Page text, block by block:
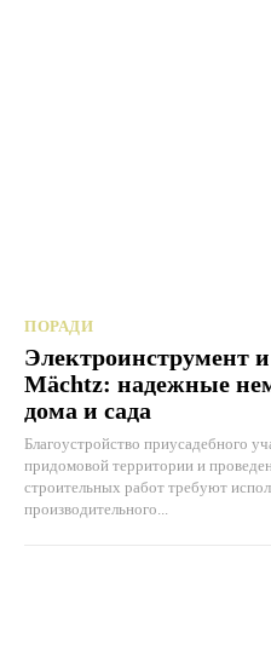
ПОРАДИ
Электроинструмент
Mächtz: надежные
дома и сада
Благоустройство приусадебного
придомовой территории и
строительных работ требуют
производительного...